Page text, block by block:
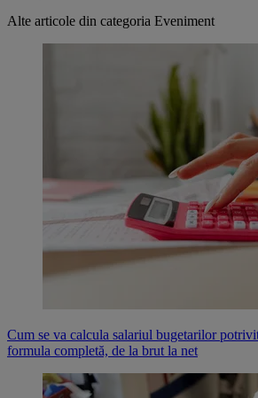
Alte articole din categoria Eveniment
Cum se va calcula salariul bugetarilor
formula completă, de la brut la net